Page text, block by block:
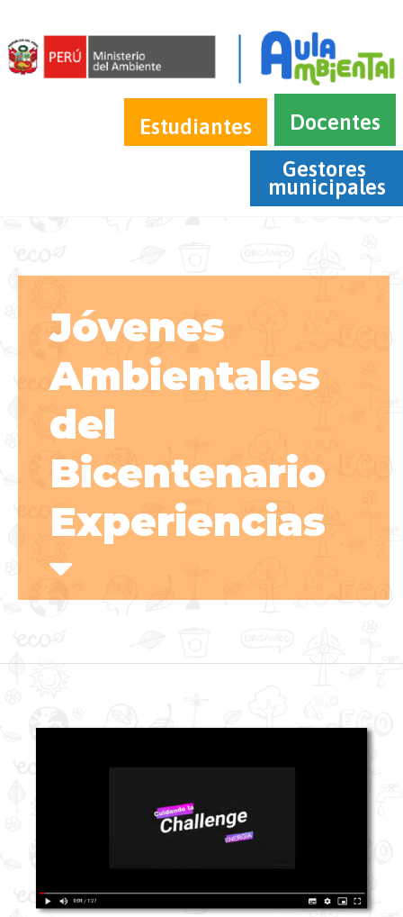
Estudiantes
Docentes
Gestores
municipales
Jóvenes
Ambientales
del
Bicentenario
Experiencias